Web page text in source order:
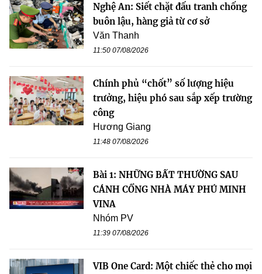
Nghệ An: Siết chặt đấu tranh chống
buôn lậu, hàng giả từ cơ sở
Văn Thanh
11:50 07/08/2026
Chính phủ “chốt” số lượng hiệu
trưởng, hiệu phó sau sắp xếp trường
công
Hương Giang
11:48 07/08/2026
Bài 1: NHỮNG BẤT THƯỜNG SAU
CÁNH CỔNG NHÀ MÁY PHÚ MINH
VINA
Nhóm PV
11:39 07/08/2026
VIB One Card: Một chiếc thẻ cho mọi